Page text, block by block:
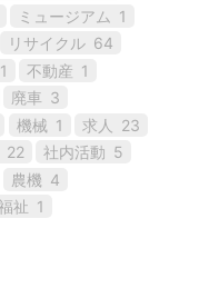
ミュージアム 1
リサイクル 64
1 不動産 1
廃車 3
機械 1 求人
23
22 社内活動 5
農機 4
祉 1